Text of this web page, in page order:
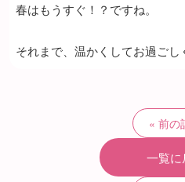
春はもうすぐ！？ですね。
それまで、温かくしてお過ごし
前の
一覧に